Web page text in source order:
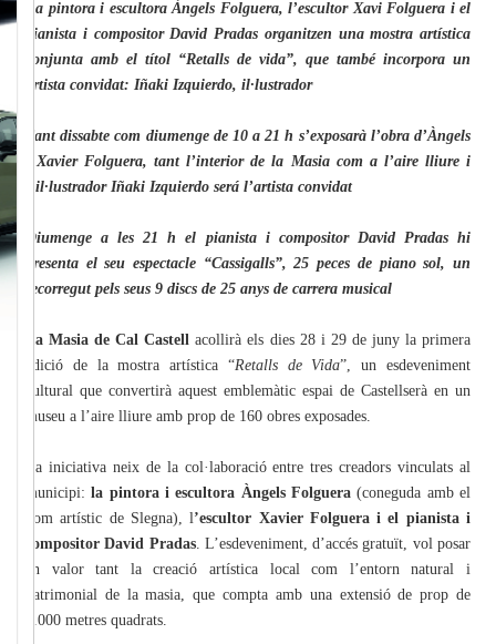
La pintora i escultora Àngels Folguera, l’escultor Xavi Folguera i el
pianista i compositor David Pradas organitzen una mostra artística
conjunta amb el títol “Retalls de vida”, que també incorpora un
artista convidat: Iñaki Izquierdo, il·lustrador
Tant dissabte com diumenge de 10 a 21 h s’exposarà l’obra d’Àngels
i Xavier Folguera, tant l’interior de la Masia com a l’aire lliure i
l’il·lustrador Iñaki Izquierdo será l’artista convidat
Diumenge a les 21 h el pianista i compositor David Pradas hi
presenta el seu espectacle “Cassigalls”, 25 peces de piano sol, un
recorregut pels seus 9 discs de 25 anys de carrera musical
La Masia de Cal Castell acollirà els dies 28 i 29 de juny la primera
edició de la mostra artística “Retalls de Vida”, un esdeveniment
cultural que convertirà aquest emblemàtic espai de Castellserà en un
museu a l’aire lliure amb prop de 160 obres exposades.
La iniciativa neix de la col·laboració entre tres creadors vinculats al
municipi:la pintora i escultora Àngels Folguera (coneguda amb el
nom artístic de Slegna), l ’escultor Xavier Folguera i el pianista i
compositor David Pradas. L’esdeveniment, d’accés gratuït, vol posar
en valor tant la creació artística local com l’entorn natural i
patrimonial de la masia, que compta amb una extensió de prop de
3.000 metres quadrats.